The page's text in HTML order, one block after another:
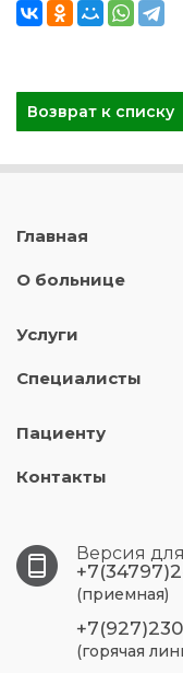
Возврат к списку
Главная
О больнице
Услуги
Специалисты
Пациенту
Контакты
Версия
(приемная)
(горячая